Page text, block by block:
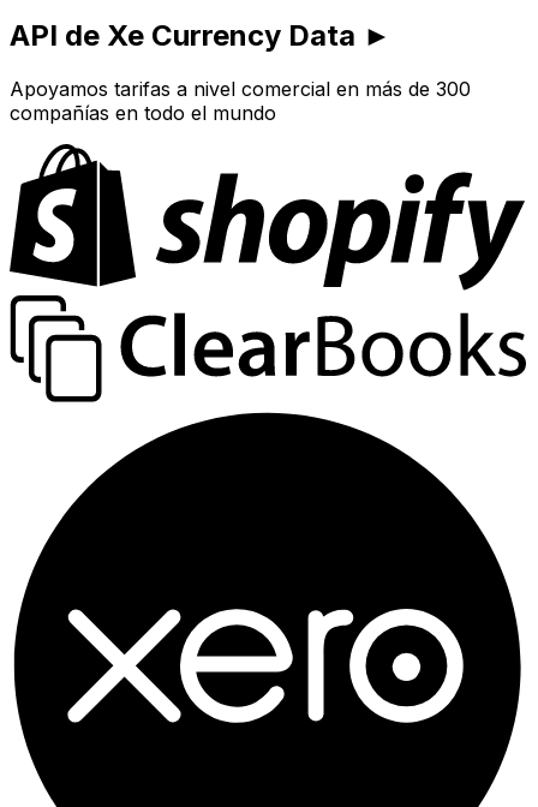
API de Xe Currency Data ►
Apoyamos tarifas a nivel comercial en más de 300
compañías en todo el mundo